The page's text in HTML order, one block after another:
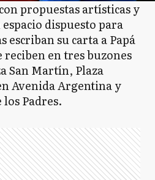
propuestas artísticas y
dispuesto para
escriban su carta a Papá
reciben en tres buzones
San Martín, Plaza
Avenida Argentina y
Padres.